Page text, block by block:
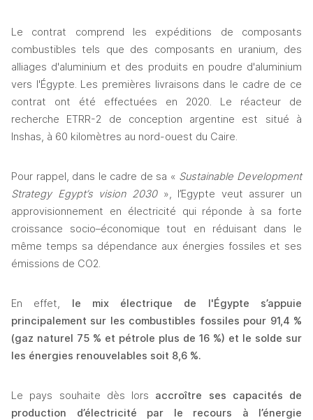
Le contrat comprend les expéditions de composants
combustibles tels que des composants en uranium, des
alliages d'aluminium et des produits en poudre d'aluminium
vers l'Égypte. Les premières livraisons dans le cadre de ce
contrat ont été effectuées en 2020. Le réacteur de
recherche ETRR-2 de conception argentine est situé à
Inshas, ​​à 60 kilomètres au nord-ouest du Caire.
Pour rappel, dans le cadre de sa « Sustainable Development
Strategy Egypt’s vision 2030 », l’Egypte veut assurer un
approvisionnement en électricité qui réponde à sa forte
croissance socio–économique tout en réduisant dans le
même temps sa dépendance aux énergies fossiles et ses
émissions de CO2.
En effet, le mix électrique de l'Égypte s’appuie
principalement sur les combustibles fossiles pour 91,4 %
(gaz naturel 75 % et pétrole plus de 16 %) et le solde sur
les énergies renouvelables soit 8,6 %.
Le pays souhaite dès lors accroître ses capacités de
production d’électricité par le recours à l’énergie